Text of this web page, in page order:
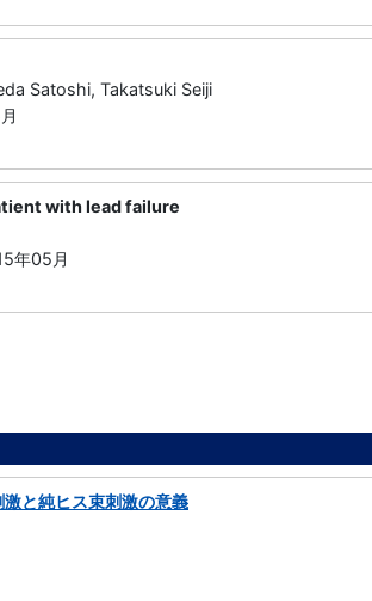
Satoshi, Takatsuki Seiji
with lead failure
年05月
激と純ヒス束刺激の意義